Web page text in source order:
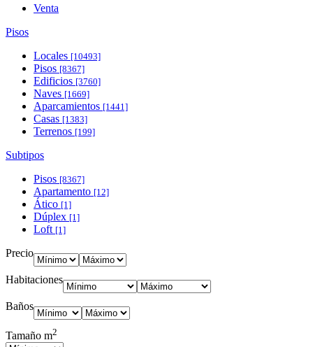
Venta
Pisos
Locales [10493]
Pisos [8367]
Edificios [3760]
Naves [1669]
Aparcamientos [1441]
Casas [1383]
Terrenos [199]
Subtipos
Pisos [8367]
Apartamento [12]
Ático [1]
Dúplex [1]
Loft [1]
Precio
Habitaciones
Baños
Tamaño m2